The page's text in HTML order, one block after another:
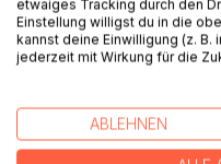
Dieses Buch soll den
Betriebe als Leitfaden für
zum allgemeinen
Insbesondere sollen der
Produktkalkulation und
etwaiges Tracking durch den
Einstellung willigst du in die
kannst deine Einwilligung (z. B.
jederzeit mit Wirkung für die
ABLEHNEN